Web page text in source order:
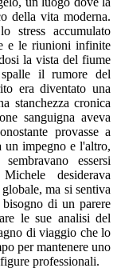
della vita moderna.
stress accumulato
e le riunioni infinite
la vista del fiume
il rumore del
era diventato una
stanchezza cronica
sanguigna aveva
provasse a
un impegno e l'altro,
essersi
desiderava
ma si sentiva
di un parere
le sue analisi del
di viaggio che lo
per mantenere uno
professionali.